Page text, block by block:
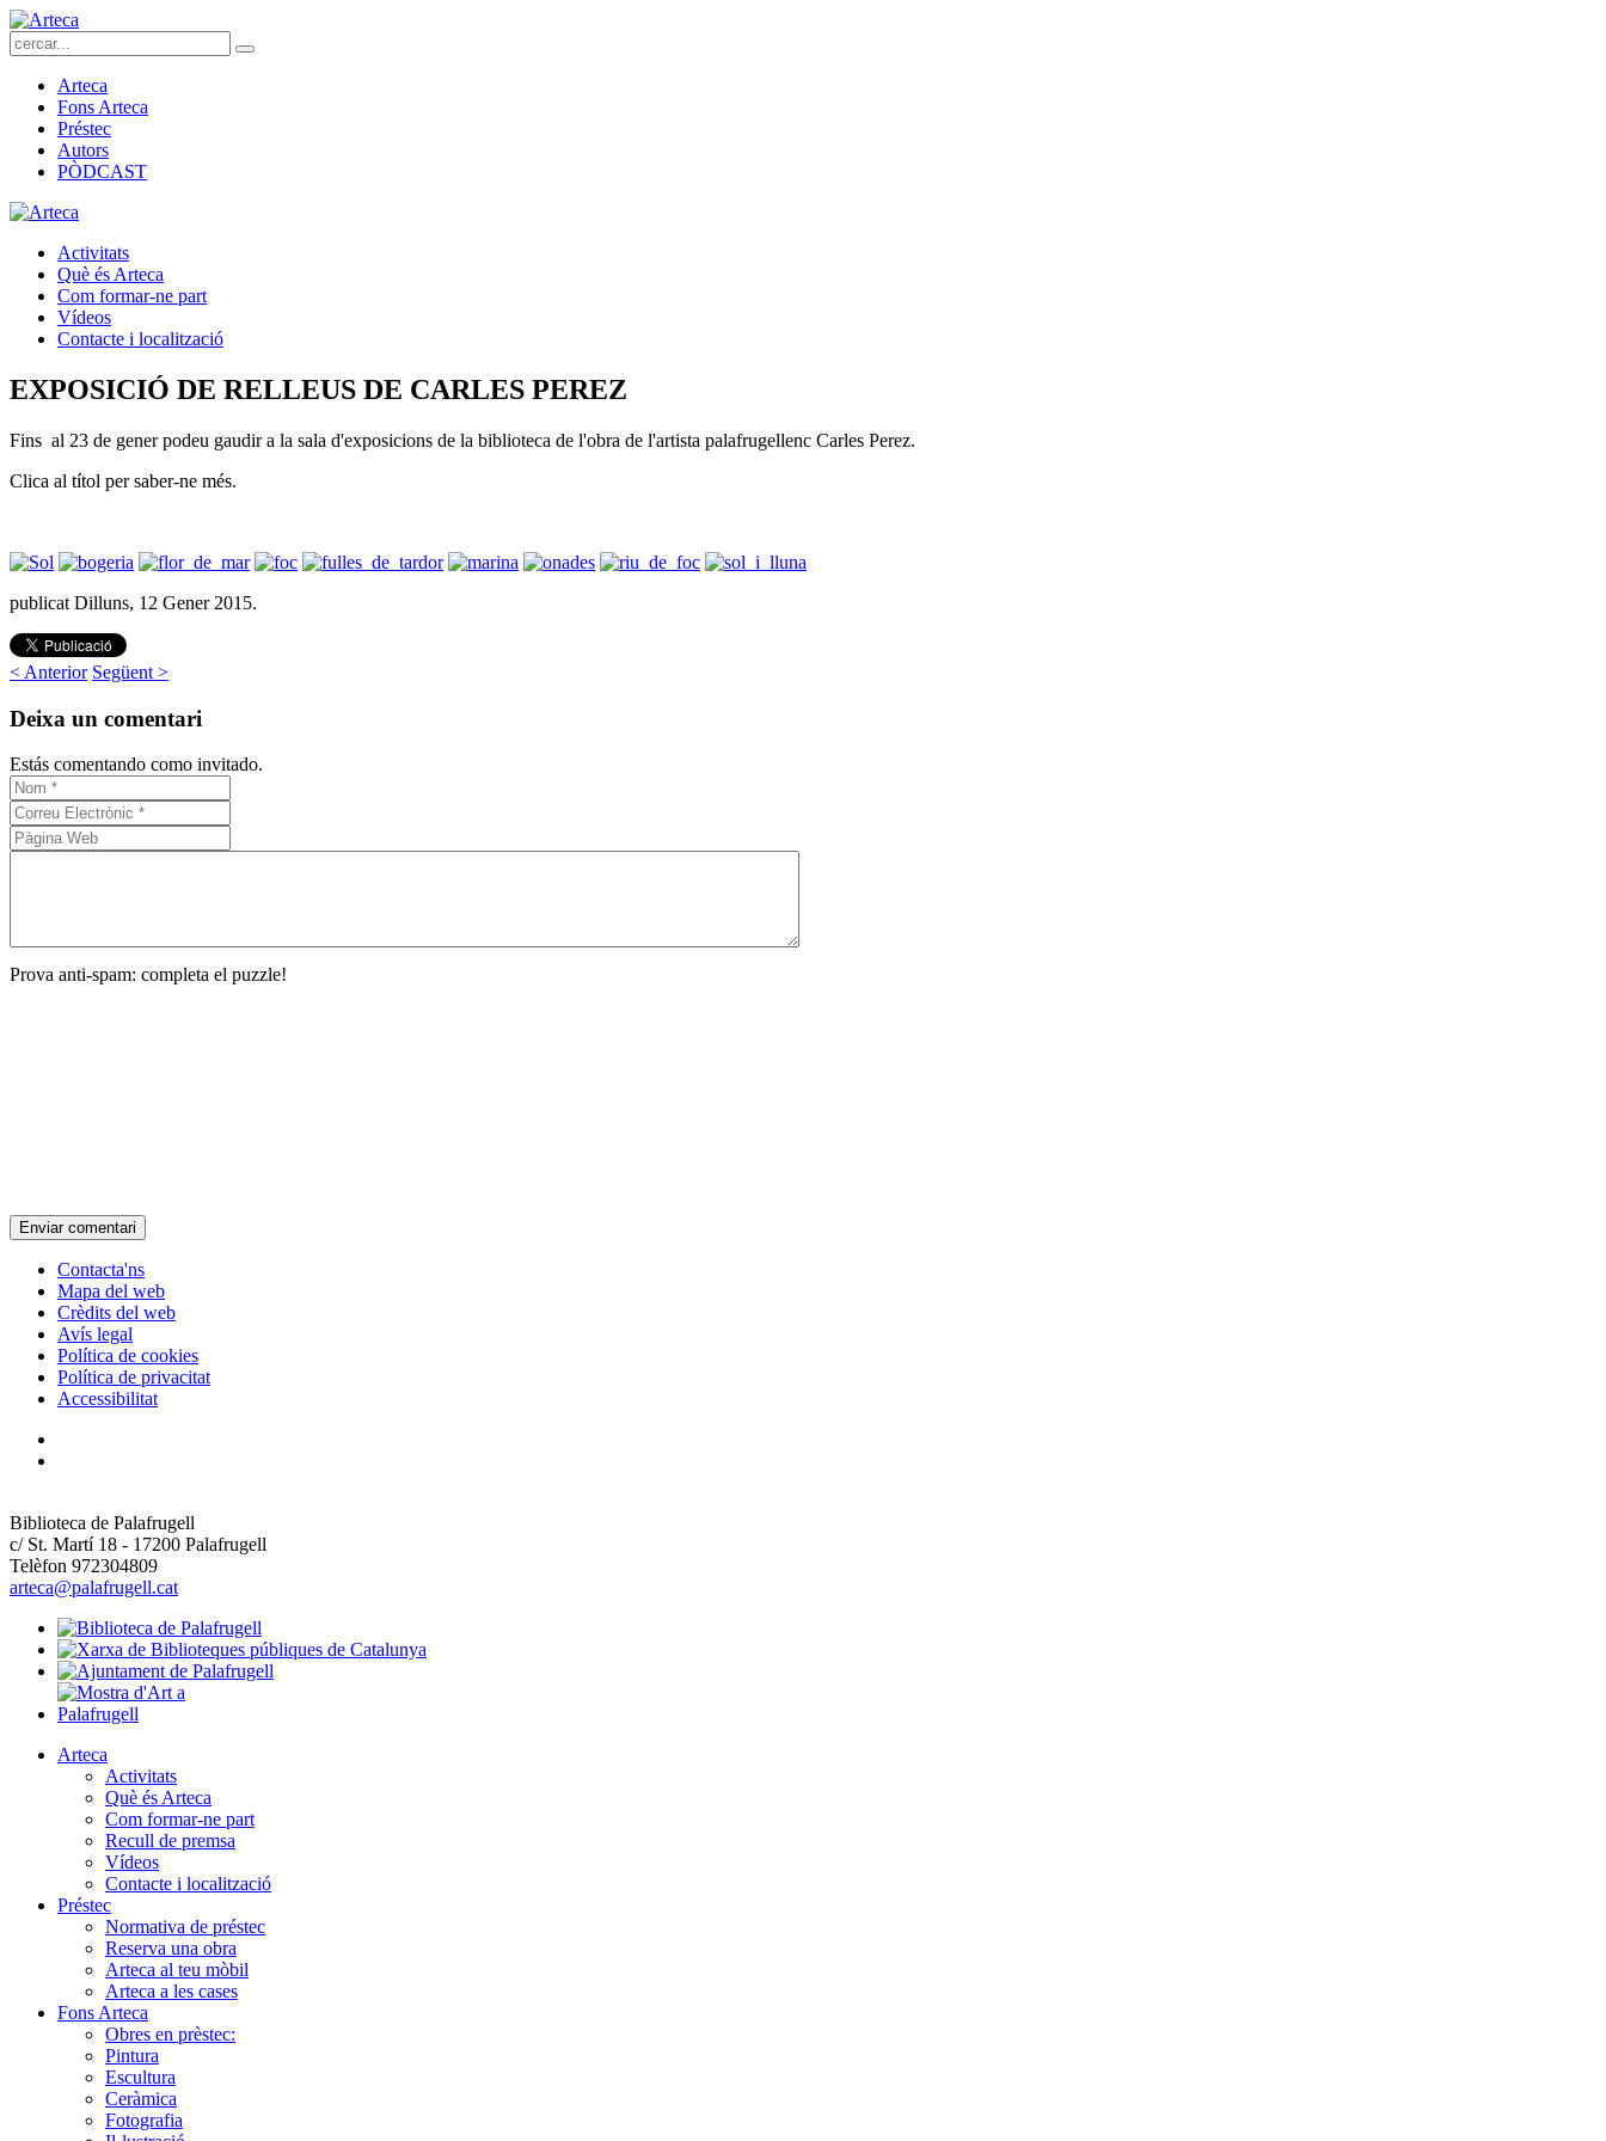
Arteca
Fons Arteca
Préstec
Autors
PÒDCAST
Activitats
Què és Arteca
Com formar-ne part
Vídeos
Contacte i localització
EXPOSICIÓ DE RELLEUS DE CARLES PEREZ
Fins al 23 de gener podeu gaudir a la sala d'exposicions de la biblioteca de l'obra de l'artista palafrugellenc Carles Perez.
Clica al títol per saber-ne més.
publicat Dilluns, 12 Gener 2015.
< Anterior Següent >
Deixa un comentari
Estás comentando como invitado.
Prova anti-spam: completa el puzzle!
Contacta'ns
Mapa del web
Crèdits del web
Avís legal
Política de cookies
Política de privacitat
Accessibilitat
Biblioteca de Palafrugell
c/ St. Martí 18 - 17200 Palafrugell
Telèfon 972304809
arteca@palafrugell.cat
Arteca
Activitats
Què és Arteca
Com formar-ne part
Recull de premsa
Vídeos
Contacte i localització
Préstec
Normativa de préstec
Reserva una obra
Arteca al teu mòbil
Arteca a les cases
Fons Arteca
Obres en prèstec:
Pintura
Escultura
Ceràmica
Fotografia